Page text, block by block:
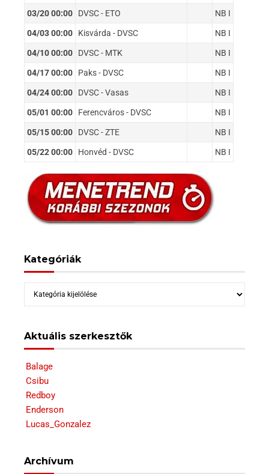
03/20 00:00 DVSC - ETO NB I
04/03 00:00 Kisvárda - DVSC NB I
04/10 00:00 DVSC - MTK NB I
04/17 00:00 Paks - DVSC NB I
04/24 00:00 DVSC - Vasas NB I
05/01 00:00 Ferencváros - DVSC NB I
05/15 00:00 DVSC - ZTE NB I
05/22 00:00 Honvéd - DVSC NB I
Kategóriák
Kategóriák
Aktuális szerkesztők
Balage
Csibu
Redboy
Enderson
Lucas_Gonzalez
Archívum